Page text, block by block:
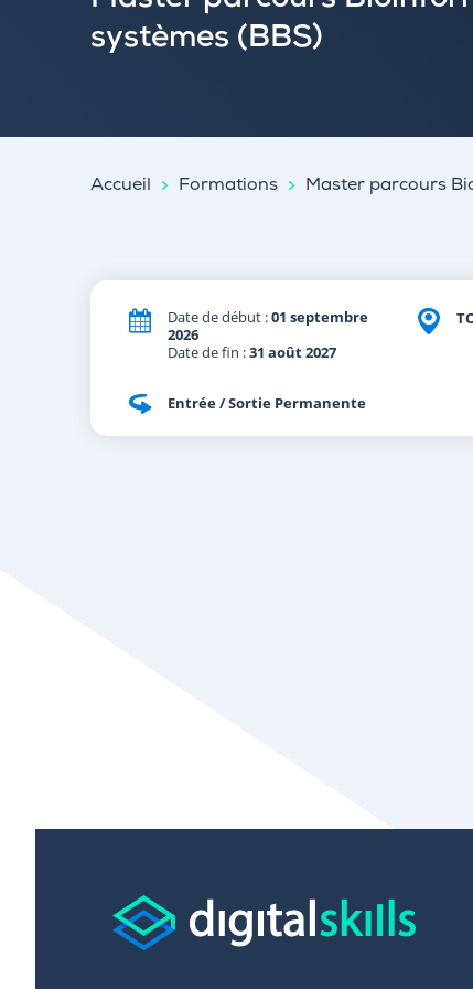
systèmes (BBS)
Accueil Formations Master parcours
Date de début :01 septembre
2026
Date de fin :31 août 2027
Entrée / Sortie Permanente